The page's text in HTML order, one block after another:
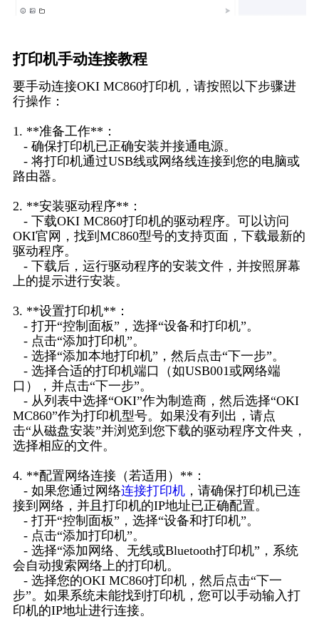
打印机手动连接教程
要手动连接OKI MC860打印机，请按照以下步骤进
行操作：
1. **准备工作**：
- 确保打印机已正确安装并接通电源。
- 将打印机通过USB线或网络线连接到您的电脑或
路由器。
2. **安装驱动程序**：
- 下载OKI MC860打印机的驱动程序。可以访问
OKI官网，找到MC860型号的支持页面，下载最新的
驱动程序。
- 下载后，运行驱动程序的安装文件，并按照屏幕
上的提示进行安装。
3. **设置打印机**：
- 打开“控制面板”，选择“设备和打印机”。
- 点击“添加打印机”。
- 选择“添加本地打印机”，然后点击“下一步”。
- 选择合适的打印机端口（如USB001或网络端
口），并点击“下一步”。
- 从列表中选择“OKI”作为制造商，然后选择“OKI
MC860”作为打印机型号。如果没有列出，请点
击“从磁盘安装”并浏览到您下载的驱动程序文件夹，
选择相应的文件。
4. **配置网络连接（若适用）**：
- 如果您通过网络连接打印机，请确保打印机已连
接到网络，并且打印机的IP地址已正确配置。
- 打开“控制面板”，选择“设备和打印机”。
- 点击“添加打印机”。
- 选择“添加网络、无线或Bluetooth打印机”，系统
会自动搜索网络上的打印机。
- 选择您的OKI MC860打印机，然后点击“下一
步”。如果系统未能找到打印机，您可以手动输入打
印机的IP地址进行连接。